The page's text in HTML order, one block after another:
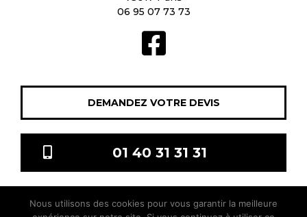
06 95 07 73 73
DEMANDEZ VOTRE DEVIS
01 40 31 31 31
TRS Services © 2021 Tous droits réservés |Mentions légales
Nous utilisons des cookies pour vous garantir la meilleure